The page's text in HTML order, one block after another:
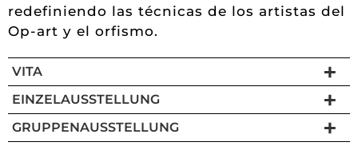
redefiniendo las técnicas de los artistas del
Op-art y el orfismo.
VITA
EINZELAUSSTELLUNG
GRUPPENAUSSTELLUNG